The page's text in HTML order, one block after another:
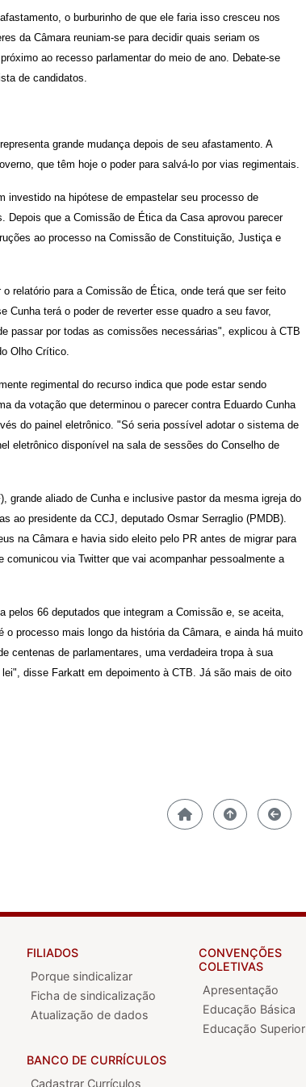
o burburinho de que ele faria isso cresceu nos
da Câmara reuniam-se para decidir quais seriam os
ao recesso parlamentar do meio de ano. Debate-se
de candidatos.
grande mudança depois de seu afastamento. A
que têm hoje o poder para salvá-lo por vias regimentais.
investido na hipótese de empastelar seu processo de
que a Comissão de Ética da Casa aprovou parecer
ao processo na Comissão de Constituição, Justiça e
relatório para a Comissão de Ética, onde terá que ser feito
Cunha terá o poder de reverter esse quadro a seu favor,
passar por todas as comissões necessárias", explicou à CTB
Olho Crítico.
regimental do recurso indica que pode estar sendo
da votação que determinou o parecer contra Eduardo Cunha
do painel eletrônico. "Só seria possível adotar o sistema de
eletrônico disponível na sala de sessões do Conselho de
grande aliado de Cunha e inclusive pastor da mesma igreja do
ao presidente da CCJ, deputado Osmar Serraglio (PMDB).
na Câmara e havia sido eleito pelo PR antes de migrar para
via Twitter que vai acompanhar pessoalmente a
pelos 66 deputados que integram a Comissão e, se aceita,
processo mais longo da história da Câmara, e ainda há muito
centenas de parlamentares, uma verdadeira tropa à sua
disse Farkatt em depoimento à CTB. Já são mais de oito
FILIADOS
Porque sindicalizar
Ficha de sindicalização
Atualização de dados
BANCO DE CURRÍCULOS
Cadastrar Currículos
CONVENÇÕES
COLETIVAS
Apresentação
Educação Básica
Educação Superior